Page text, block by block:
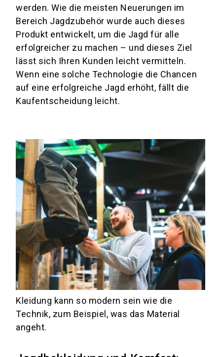
werden. Wie die meisten Neuerungen im
Bereich Jagdzubehör wurde auch dieses
Produkt entwickelt, um die Jagd für alle
erfolgreicher zu machen – und dieses Ziel
lässt sich Ihren Kunden leicht vermitteln.
Wenn eine solche Technologie die Chancen
auf eine erfolgreiche Jagd erhöht, fällt die
Kaufentscheidung leicht.
Kleidung kann so modern sein wie die
Technik, zum Beispiel, was das Material
angeht.